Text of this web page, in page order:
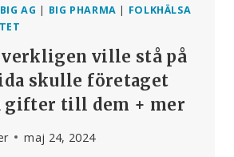
BIG AG | BIG PHARMA | FOLKHÄLSA
verkligen ville stå på
skulle företaget
gifter till dem + mer
maj 24, 2024